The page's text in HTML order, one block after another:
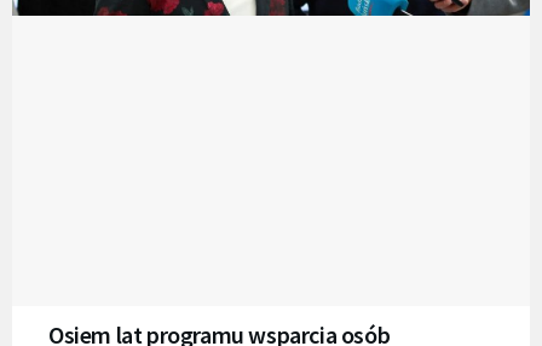
Osiem lat programu wsparcia osób